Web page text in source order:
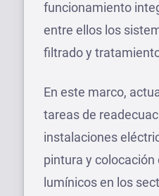
funcionamiento
entre ellos los
filtrado y
En este marco,
tareas de
instalaciones
pintura y
lumínicos en los